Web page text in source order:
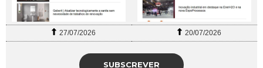
27/07/2026 20/07/2026
SUBSCREVER